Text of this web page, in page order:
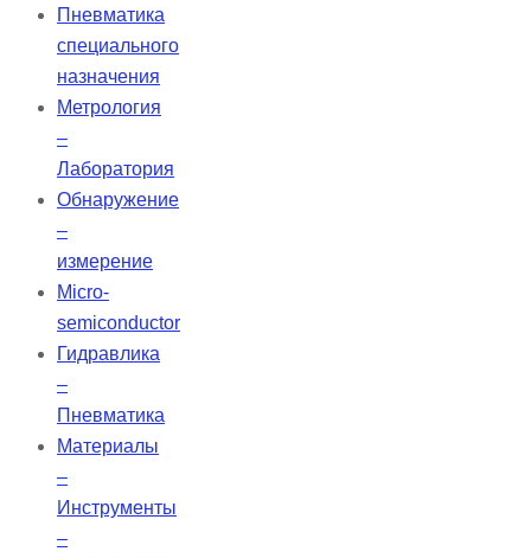
Пневматика
специального
назначения
Метрология
–
Лаборатория
Обнаружение
–
измерение
Micro-
semiconductor
Гидравлика
–
Пневматика
Материалы
–
Инструменты
–